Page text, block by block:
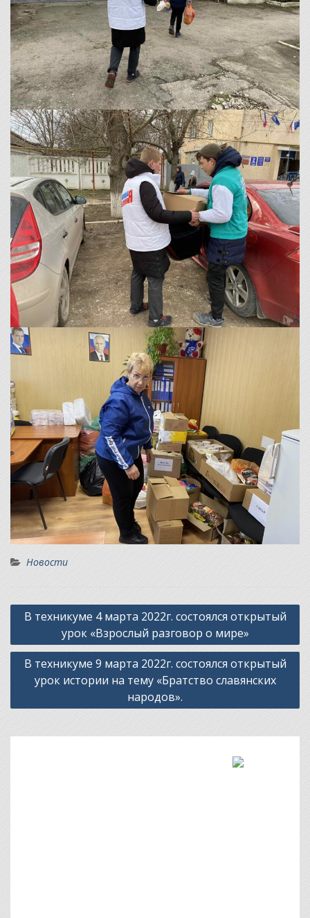
Новости
Навигация
по
записям
В техникуме 4 марта 2022г. состоялся открытый
урок «Взрослый разговор о мире»
В техникуме 9 марта 2022г. состоялся открытый
урок истории на тему «Братство славянских
народов».